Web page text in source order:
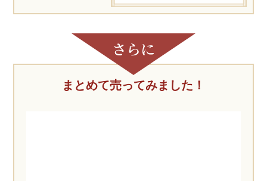
まとめて売ってみました！